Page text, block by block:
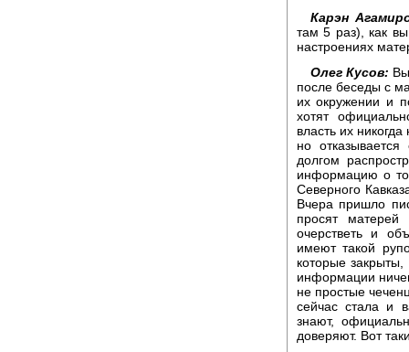
Карэн
там 5 раз), как
настроениях
Олег Кусов:
после беседы с
их окружении и
хотят
власть их
но
долгом
информацию о
Северного
Вчера пришло
просят
очерстветь и
имеют такой
которые
информации
не простые
сейчас стала и
знают,
доверяют. Вот